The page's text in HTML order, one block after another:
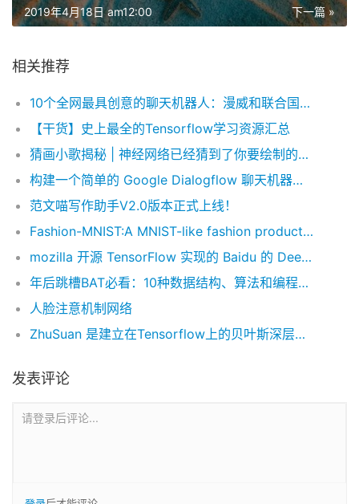
下一篇 »
2019年4月18日 am12:00
相关推荐
10个全网最具创意的聊天机器人：漫威和联合国儿童基金会都在尝试使用聊天机器人
【干货】史上最全的Tensorflow学习资源汇总
猜画小歌揭秘 | 神经网络已经猜到了你要绘制的内容
构建一个简单的 Google Dialogflow 聊天机器人【上】
范文喵写作助手V2.0版本正式上线！
Fashion-MNIST:A MNIST-like fashion product database. Benchmark
mozilla 开源 TensorFlow 实现的 Baidu 的 DeepSpeech 架构
年后跳槽BAT必看：10种数据结构、算法和编程课助你面试通关
人脸注意机制网络
ZhuSuan 是建立在Tensorflow上的贝叶斯深层学习的 python 库
发表评论
请登录后评论...